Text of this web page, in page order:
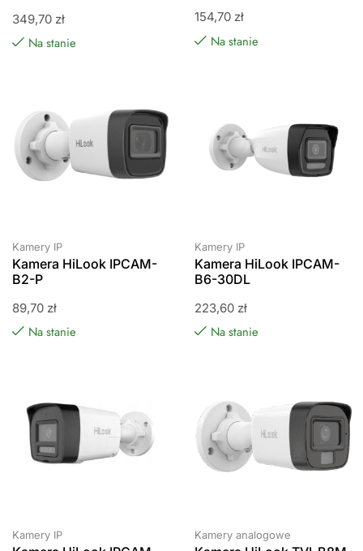
349,70 zł
Na stanie
154,70 zł
Na stanie
Kamery IP
Kamera HiLook IPCAM-
B2-P
89,70 zł
Na stanie
Kamery IP
Kamera HiLook IPCAM-
B6-30DL
223,60 zł
Na stanie
Kamery IP Kamery analogowe